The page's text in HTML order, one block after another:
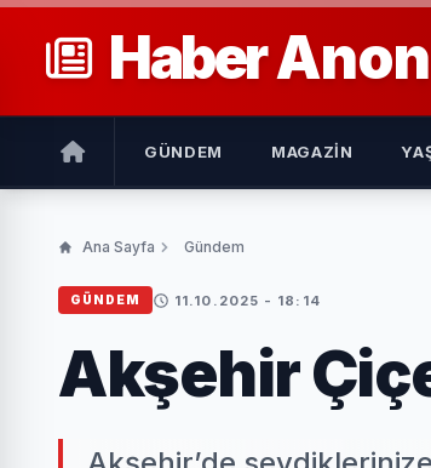
Haber
GÜNDEM MAGAZIN
Ana Sayfa Gündem
GÜNDEM 11.10.2025 - 18:14
Akşehir